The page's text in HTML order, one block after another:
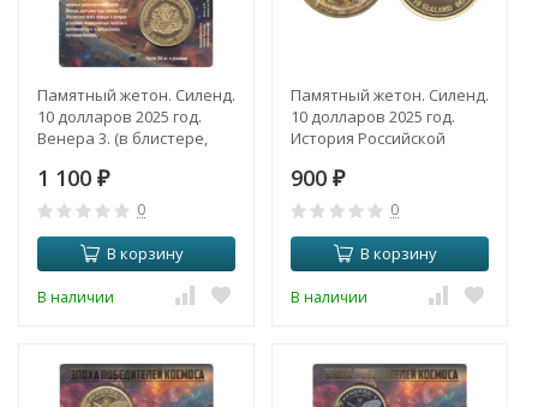
Памятный жетон. Силенд.
10 долларов 2025 год.
Венера 3. (в блистере,
1 100 ₽
0
В корзину
В наличии
Памятный жетон. Силенд.
10 долларов 2025 год.
История Российской
(цветное покрытие)
900 ₽
0
В корзину
В наличии